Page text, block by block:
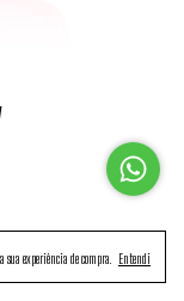
experiência de compra. Entendi